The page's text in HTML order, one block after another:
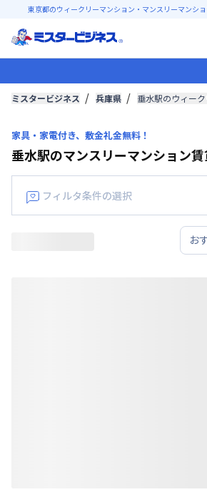
東京都のウィークリーマンション・マンスリーマンシ
ミスタービジネス 兵庫県 垂水駅のウィー
家具・家電付き、敷金礼金無料！
垂水駅のマンスリーマンション
フィルタ条件の選択